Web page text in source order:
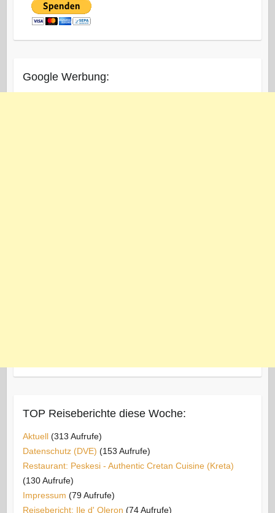
Google Werbung:
TOP Reiseberichte diese Woche:
Aktuell (313 Aufrufe)
Datenschutz (DVE) (153 Aufrufe)
Restaurant: Peskesi - Authentic Cretan Cuisine (Kreta)
(130 Aufrufe)
Impressum (79 Aufrufe)
Reisebericht: Ile d' Oleron (74 Aufrufe)